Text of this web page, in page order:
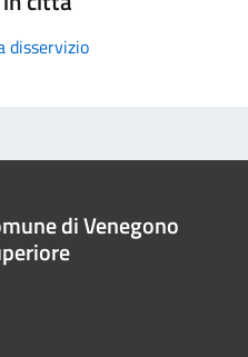
disservizio
di Venegono